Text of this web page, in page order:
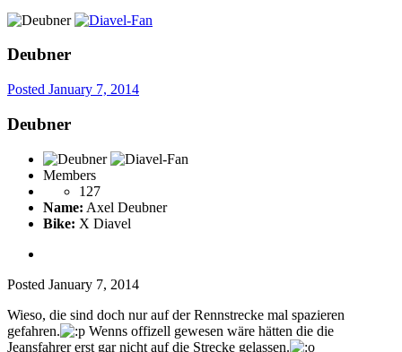
Deubner
Posted January 7, 2014
Deubner
Members
127
Name: Axel Deubner
Bike: X Diavel
Posted January 7, 2014
Wieso, die sind doch nur auf der Rennstrecke mal spazieren
gefahren.
Wenns offizell gewesen wäre hätten die die
Jeansfahrer erst gar nicht auf die Strecke gelassen.